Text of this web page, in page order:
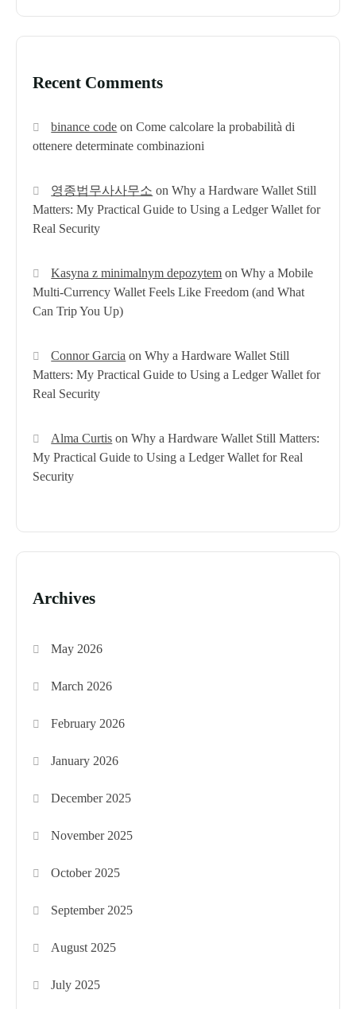
Recent Comments
binance code onCome calcolare la probabilità di
ottenere determinate combinazioni
영종법무사사무소 onWhy a Hardware Wallet Still
Matters: My Practical Guide to Using a Ledger Wallet for
Real Security
Kasyna z minimalnym depozytem onWhy a Mobile
Multi‑Currency Wallet Feels Like Freedom (and What
Can Trip You Up)
Connor Garcia onWhy a Hardware Wallet Still
Matters: My Practical Guide to Using a Ledger Wallet for
Real Security
Alma Curtis onWhy a Hardware Wallet Still Matters:
My Practical Guide to Using a Ledger Wallet for Real
Security
Archives
May 2026
March 2026
February 2026
January 2026
December 2025
November 2025
October 2025
September 2025
August 2025
July 2025